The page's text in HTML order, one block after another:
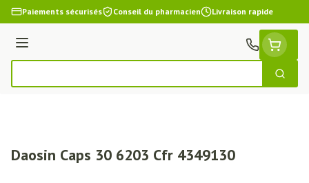
Aller au contenu
Paiements sécurisés Conseil du pharmacien Livraison rapide
Menu
Daosin Caps 30 6203 Cfr 4349130